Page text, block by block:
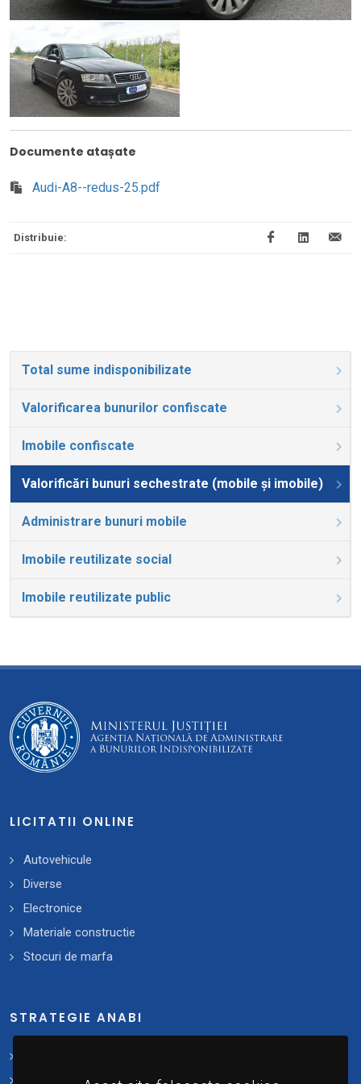
Documente atașate
Audi-A8--redus-25.pdf
Distribuie:
Total sume indisponibilizate
Valorificarea bunurilor confiscate
Imobile confiscate
Valorificări bunuri sechestrate (mobile și imobile)
Administrare bunuri mobile
Imobile reutilizate social
Imobile reutilizate public
LICITATII ONLINE
Autovehicule
Diverse
Electronice
Materiale constructie
Stocuri de marfa
STRATEGIE ANABI
Plan 2021 - 2025